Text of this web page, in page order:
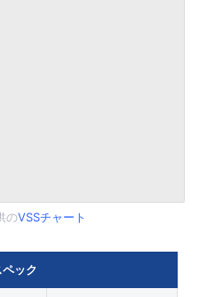
のVSSチャート
ック